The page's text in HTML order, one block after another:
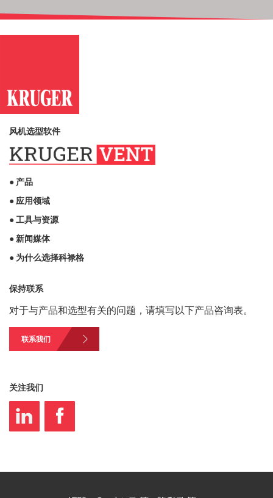
风机选型软件
● 产品
● 应用领域
● 工具与资源
● 新闻媒体
● 为什么选择科禄格
保持联系
对于与产品和选型有关的问题，请填写以下产品咨询表。
联系我们
关注我们